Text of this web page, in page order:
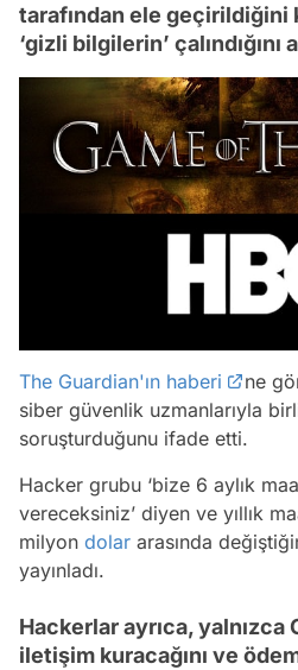
tarafından ele geçirildiğini
‘gizli bilgilerin’ çalındığını
The Guardian'ın haberi ne
siber güvenlik uzmanlarıyla
soruşturduğunu ifade etti.
Hacker grubu ‘bize 6 aylık
vereceksiniz’ diyen ve yıllık
milyon dolar arasında
yayınladı.
Hackerlar ayrıca, yalnızca
iletişim kuracağını ve